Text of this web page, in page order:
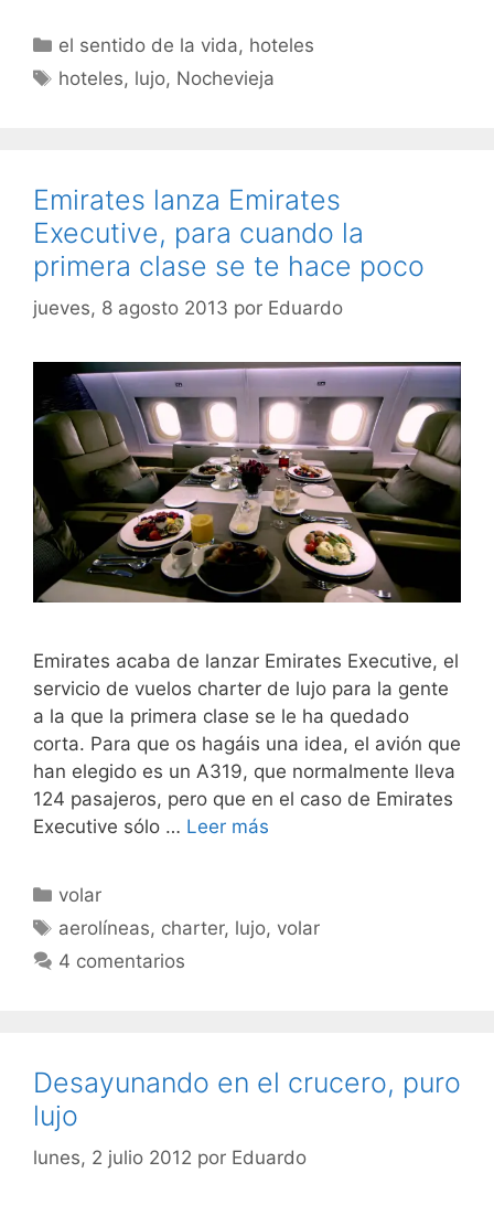
Categorías
el sentido de la vida, hoteles
Etiquetas
hoteles, lujo, Nochevieja
Emirates lanza Emirates
Executive, para cuando la
primera clase se te hace poco
jueves, 8 agosto 2013 por Eduardo
Emirates acaba de lanzar Emirates Executive, el
servicio de vuelos charter de lujo para la gente
a la que la primera clase se le ha quedado
corta. Para que os hagáis una idea, el avión que
han elegido es un A319, que normalmente lleva
124 pasajeros, pero que en el caso de Emirates
Executive sólo … Leer más
Categorías
volar
Etiquetas
aerolíneas, charter, lujo, volar
4 comentarios
Desayunando en el crucero, puro
lujo
lunes, 2 julio 2012 por Eduardo